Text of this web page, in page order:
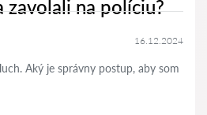
zavolali na políciu?
16.12.2024
Aký je správny postup, aby som